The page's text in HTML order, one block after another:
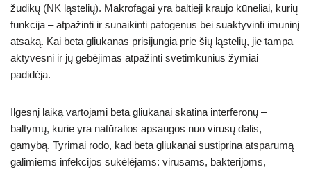
žudikų (NK ląstelių). Makrofagai yra baltieji kraujo kūneliai, kurių
funkcija – atpažinti ir sunaikinti patogenus bei suaktyvinti imuninį
atsaką. Kai beta gliukanas prisijungia prie šių ląstelių, jie tampa
aktyvesni ir jų gebėjimas atpažinti svetimkūnius žymiai
padidėja.
Ilgesnį laiką vartojami beta gliukanai skatina interferonų –
baltymų, kurie yra natūralios apsaugos nuo virusų dalis,
gamybą. Tyrimai rodo, kad beta gliukanai sustiprina atsparumą
galimiems infekcijos sukėlėjams: virusams, bakterijoms,